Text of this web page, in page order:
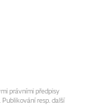
právními předpisy
resp. další